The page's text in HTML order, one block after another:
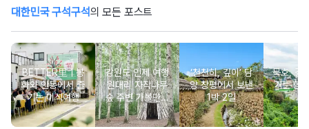
대한민국 구석구석의 모든 포스트
BETTER里ㅣ봉
화와 안동에서 즐
기는 미식여행
강원도 인제 여행
원대리 자작나무
숲 주변 가볼만한
곳 추천 :: 인제 자
작나무 숲, 자작나
‘천천히, 깊이’ 담
양 창평에서 보낸
1박 2일
묵호, 걸
기는 항
여